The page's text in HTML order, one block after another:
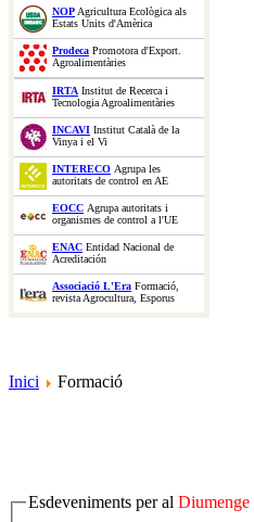
NOPAgricultura Ecològica als
Estats Units d'Amèrica
Prodeca Promotora d'Export.
Agroalimentàries
IRTA Institut de Recerca i
Tecnologia Agroalimentàries
INCAVI Institut Català de la
Vinya i el Vi
INTERECO Agrupa les
autoritats de control en AE
EOCC Agrupa autoritats i
organismes de control a l'UE
ENAC Entidad Nacional de
Acreditación
Associació L'Era Formació,
revista Agrocultura, Esporus
Inici
Formació
Esdeveniments per al Diumenge